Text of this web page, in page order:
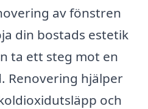
av fönstren
din bostads estetik
ta ett steg mot en
Renovering hjälper
och